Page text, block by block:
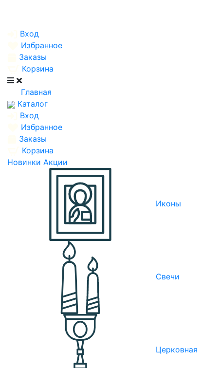
Вход
Избранное
Заказы
Корзина
Главная
Каталог
Вход
Избранное
Заказы
Корзина
Новинки Акции
Иконы
Свечи
Церковная